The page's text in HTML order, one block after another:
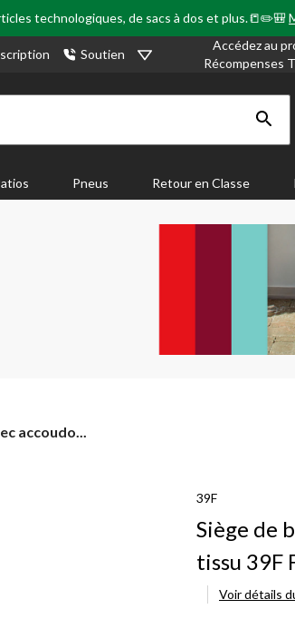
technologiques, de sacs à dos et plus.📒✏️🎒
Soutien
Accédez au
Récompenses
Pneus Retour en Classe
accoudo...
39F
Siège de
tissu 39F
Voir détails